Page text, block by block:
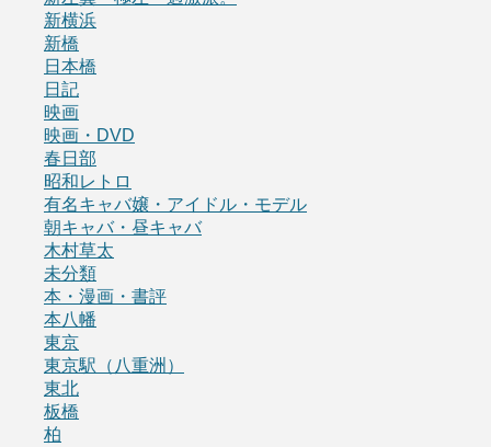
新横浜
新橋
日本橋
日記
映画
映画・DVD
春日部
昭和レトロ
有名キャバ嬢・アイドル・モデル
朝キャバ・昼キャバ
木村草太
未分類
本・漫画・書評
本八幡
東京
東京駅（八重洲）
東北
板橋
柏